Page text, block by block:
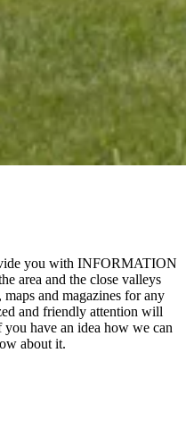
you with INFORMATION
area and the close valleys
and magazines for any
and friendly attention will
have an idea how we can
about it.